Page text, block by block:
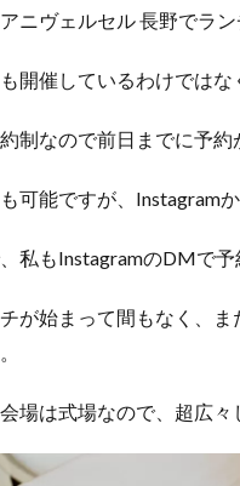
ニヴェルセル 長野でラ
開催しているわけではな
制なので前日までに予約
可能ですが、Instagram
私もInstagramのDMで予
が始まって間もなく、
場は式場なので、超広